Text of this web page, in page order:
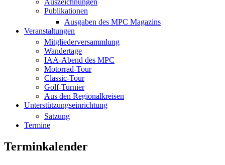
Auszeichnungen
Publikationen
Ausgaben des MPC Magazins
Veranstaltungen
Mitgliederversammlung
Wandertage
IAA-Abend des MPC
Motorrad-Tour
Classic-Tour
Golf-Turnier
Aus den Regionalkreisen
Unterstützungseinrichtung
Satzung
Termine
Terminkalender